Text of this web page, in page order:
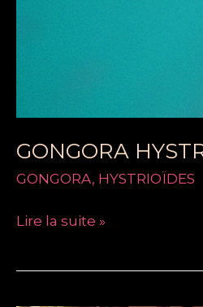
GONGORA
GONGORA, HYSTRIOÏDES
Lire la suite »